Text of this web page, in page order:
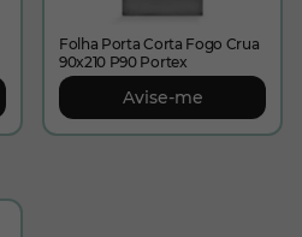
Folha Porta Corta Fogo Crua
90x210 P90 Portex
Avise-me